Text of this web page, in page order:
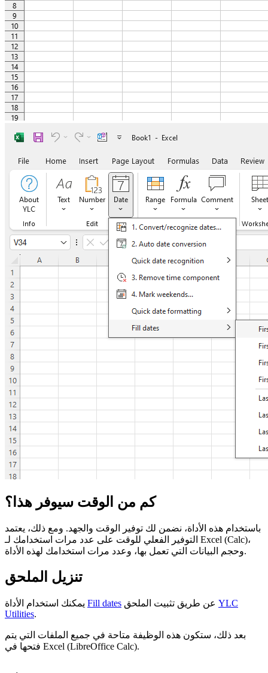
كم من الوقت سيوفر هذا؟
باستخدام هذه الأداة، نضمن لك توفير الوقت والجهد. ومع ذلك، يعتمد
التوفير الفعلي للوقت على عدد مرات استخدامك لـ Excel (Calc)،
وحجم البيانات التي تعمل بها، وعدد مرات استخدامك لهذه الأداة.
تنزيل الملحق
Fill dates
YLC
Utilities.
بعد ذلك، ستكون هذه الوظيفة متاحة في جميع الملفات التي يتم
فتحها في Excel (LibreOffice Calc).